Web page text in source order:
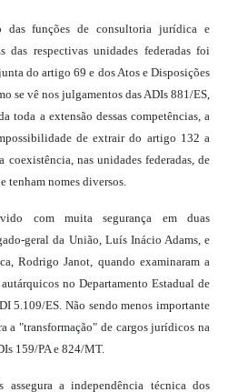
funções de consultoria jurídica e
das respectivas unidades federadas foi
do artigo 69 e dos Atos e Disposições
se vê nos julgamentos das ADIs 881/ES,
toda a extensão dessas competências, a
de extrair do artigo 132 a
nas unidades federadas, de
tenham nomes diversos.
com muita segurança em duas
geral da União, Luís Inácio Adams, e
Rodrigo Janot, quando examinaram a
no Departamento Estadual de
5.109/ES. Não sendo menos importante
a "transformação" de cargos jurídicos na
159/PA e 824/MT.
assegura a independência técnica dos